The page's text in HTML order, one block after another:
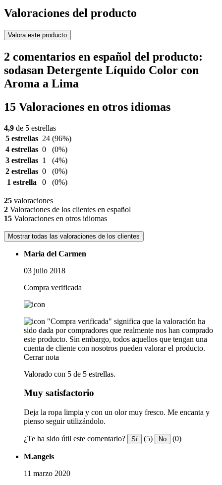
Valoraciones del producto
Valora este producto
2 comentarios en español del producto:
sodasan Detergente Líquido Color con
Aroma a Lima
15 Valoraciones en otros idiomas
4,9 de 5 estrellas
5 estrellas 24 (96%)
4 estrellas 0
(0%)
3 estrellas 1
(4%)
2 estrellas 0
(0%)
1 estrella
0 (0%)
25 valoraciones
2 Valoraciones de los clientes en español
15 Valoraciones en otros idiomas
Mostrar todas las valoraciones de los clientes
Maria del Carmen
03 julio 2018
Compra verificada
"Compra verificada" significa que la valoración ha
sido dada por compradores que realmente nos han comprado
este producto. Sin embargo, todos aquellos que tengan una
cuenta de cliente con nosotros pueden valorar el producto.
Cerrar nota
Valorado con 5 de 5 estrellas.
Muy satisfactorio
Deja la ropa limpia y con un olor muy fresco. Me encanta y
pienso seguir utilizándolo.
¿Te ha sido útil este comentario? Sí (5) No (0)
M.angels
11 marzo 2020